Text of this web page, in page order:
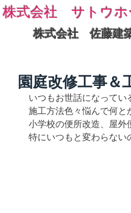
株式会社 サトウ
株式会社 佐藤建
園庭改修工事＆
いつもお世話になって
施工方法色々悩んで何と
小学校の便所改造、屋外
特にいつもと変わらない